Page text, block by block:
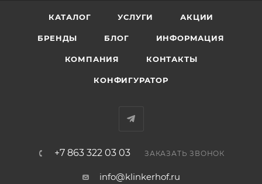
КАТАЛОГ УСЛУГИ АКЦИИ
БРЕНДЫ БЛОГ ИНФОРМАЦИЯ
КОМПАНИЯ КОНТАКТЫ
КОНФИГУРАТОР
+7 863 322 03 03 ЗАКАЗАТЬ ЗВОНОК
info@klinkerhof.ru